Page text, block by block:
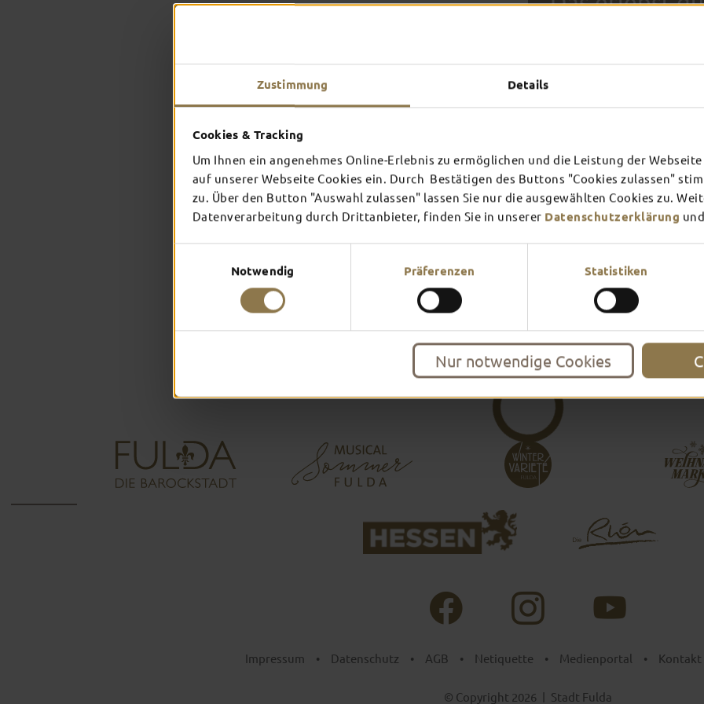
Zustimmung Details
Cookies & Tracking
Um Ihnen ein angenehmes Online-Erlebnis zu ermöglichen und die Leistung der
auf unserer Webseite Cookies ein. Durch Bestätigen des Buttons "Cookies zulassen"
zu. Über den Button "Auswahl zulassen" lassen Sie nur die ausgewählten Cookies zu.
Datenverarbeitung durch Drittanbieter, finden Sie in unserer Datenschutzerklärung
Notwendig Präferenzen Statistiken
Nur notwendige Cookies
THEATER
Mehr erfahren Mehr
FULDA AN
Inspiration ansehen
TOP-
In Fulda ist irgendwo immer
Theater – entdecke hier
Impressum • Datenschutz • AGB • Netiquette • Medienportal • Kontakt
© Copyright 2026 | Stadt Fulda